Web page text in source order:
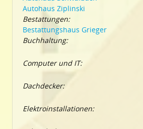
Autohaus Ziplinski
Bestattungen:
Bestattungshaus Grieger
Buchhaltung:
Computer und IT:
Dachdecker:
Elektroinstallationen: